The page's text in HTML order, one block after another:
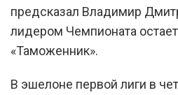
предсказал Владимир
лидером Чемпионата
«Таможенник».
В эшелоне первой лиги в